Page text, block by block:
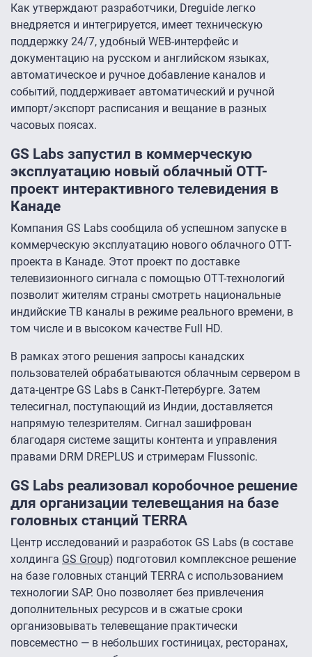
Как утверждают разработчики, Dreguide легко
внедряется и интегрируется, имеет техническую
поддержку 24/7, удобный WEB-интерфейс и
документацию на русском и английском языках,
автоматическое и ручное добавление каналов и
событий, поддерживает автоматический и ручной
импорт/экспорт расписания и вещание в разных
часовых поясах.
GS Labs запустил в коммерческую
эксплуатацию новый облачный OTT-
проект интерактивного телевидения в
Канаде
Компания GS Labs сообщила об успешном запуске в
коммерческую эксплуатацию нового облачного OTT-
проекта в Канаде. Этот проект по доставке
телевизионного сигнала с помощью OTT-технологий
позволит жителям страны смотреть национальные
индийские ТВ каналы в режиме реального времени, в
том числе и в высоком качестве Full HD.
В рамках этого решения запросы канадских
пользователей обрабатываются облачным сервером в
дата-центре GS Labs в Санкт-Петербурге. Затем
телесигнал, поступающий из Индии, доставляется
напрямую телезрителям. Сигнал зашифрован
благодаря системе защиты контента и управления
правами DRM DREPLUS и стримерам Flussonic.
GS Labs реализовал коробочное решение
для организации телевещания на базе
головных станций TERRA
Центр исследований и разработок GS Labs (в составе
холдинга GS Group) подготовил комплексное решение
на базе головных станций TERRA с использованием
технологии SAP. Оно позволяет без привлечения
дополнительных ресурсов и в сжатые сроки
организовывать телевещание практически
повсеместно — в небольших гостиницах, ресторанах,